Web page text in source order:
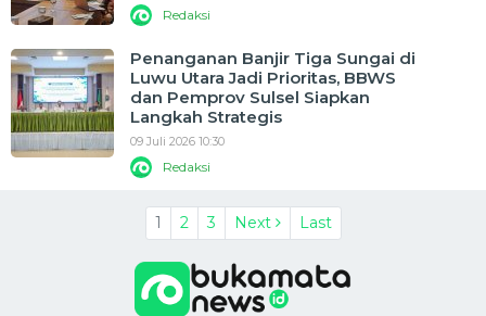
Redaksi
Penanganan Banjir Tiga Sungai di
Luwu Utara Jadi Prioritas, BBWS
dan Pemprov Sulsel Siapkan
Langkah Strategis
09 Juli 2026 10:30
Redaksi
1 2 3 Next Last